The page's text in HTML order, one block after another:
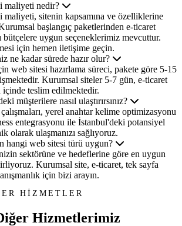
maliyeti nedir?
maliyeti, sitenin kapsamına ve özelliklerine
başlangıç paketlerinden e-ticaret
bütçelere uygun seçeneklerimiz mevcuttur.
için hemen iletişime geçin.
ne kadar sürede hazır olur?
web sitesi hazırlama süreci, pakete göre 5-15
Kurumsal siteler 5-7 gün, e-ticaret
teslim edilmektedir.
müşterilere nasıl ulaştırırsınız?
yerel anahtar kelime optimizasyonu
entegrasyonu ile İstanbul'deki potansiyel
olarak ulaşmanızı sağlıyoruz.
hangi web sitesi türü uygun?
sektörüne ve hedeflerine göre en uygun
Kurumsal site, e-ticaret, tek sayfa
için bizi arayın.
HİZMETLER
Hizmetlerimiz